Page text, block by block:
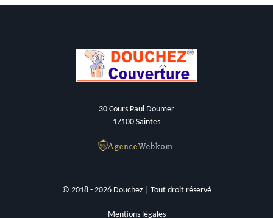
30 Cours Paul Doumer
17100 Saintes
© 2018 - 2026 Douchez | Tout droit réservé
Mentions légales